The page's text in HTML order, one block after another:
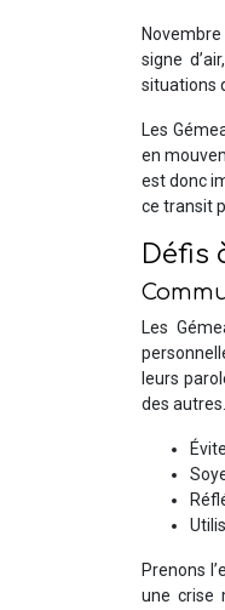
signe
situations
Les
en
est donc
ce transit
Défis
Les
leurs
des autres.
Prenons
une crise